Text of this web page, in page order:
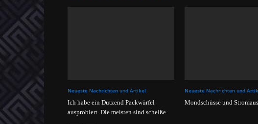
Neueste Nachrichten und Artikel
Ich habe ein Dutzend Packwürfel
ausprobiert. Die meisten sind scheiße.
Neueste Nachrichten und
Mondschüsse und